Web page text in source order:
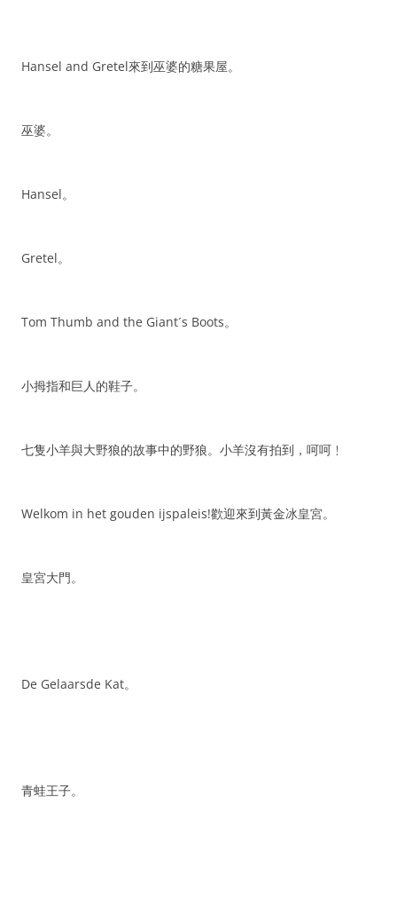
Hansel and Gretel來到巫婆的糖果屋。
巫婆。
Hansel。
Gretel。
Tom Thumb and the Giant´s Boots。
小拇指和巨人的鞋子。
七隻小羊與大野狼的故事中的野狼。小羊沒有拍到，呵呵﹗
Welkom in het gouden ijspaleis!歡迎來到黃金冰皇宮。
皇宮大門。
De Gelaarsde Kat。
青蛙王子。